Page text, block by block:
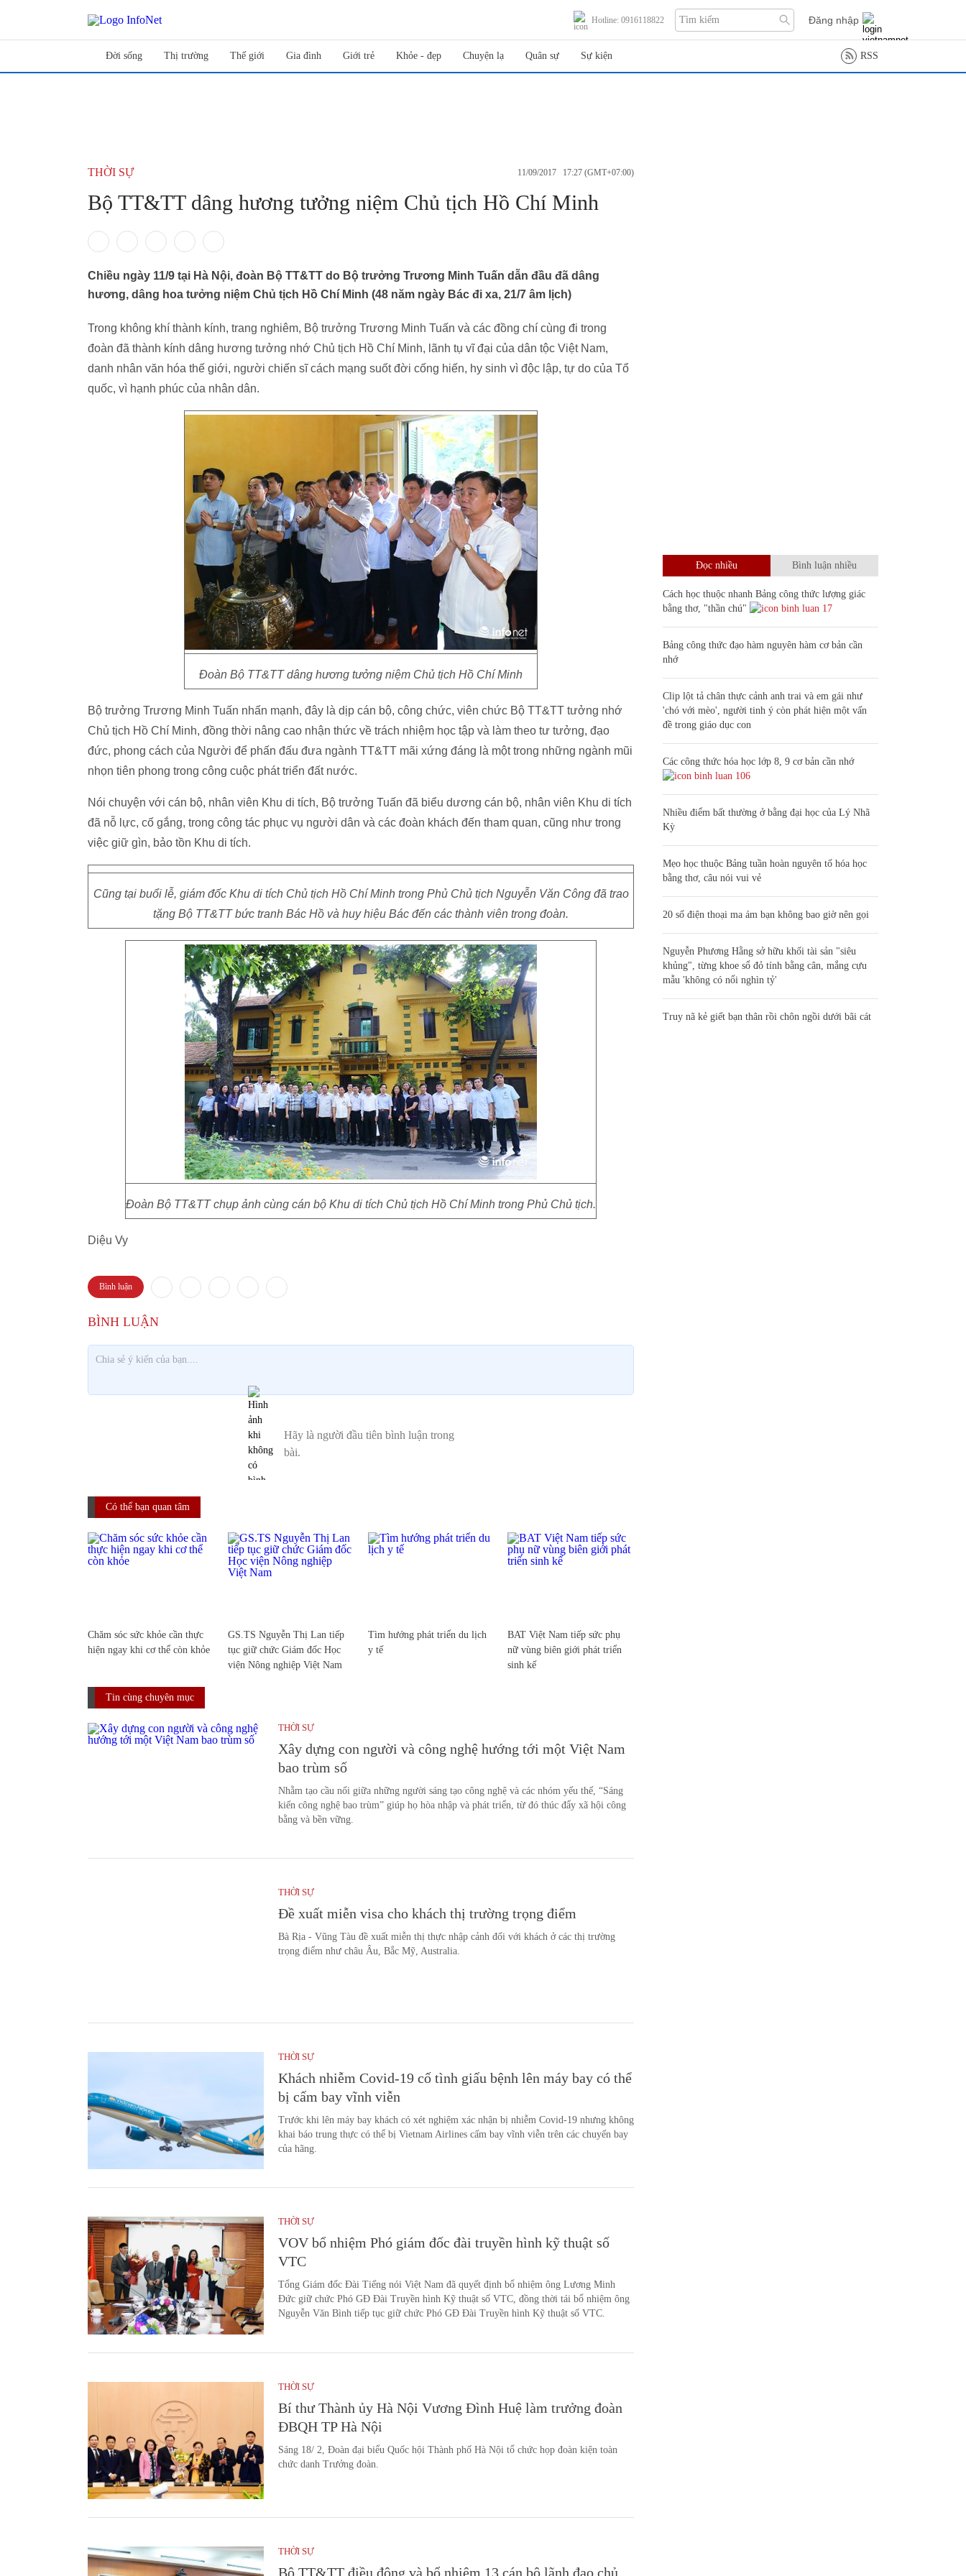
Hotline: 0916118822 Đăng nhập
Đời sống Thị trường Thế giới Gia đình Giới trẻ Khỏe - đẹp Chuyện lạ Quân sự Sự kiện RSS
THỜI SỰ 11/09/2017 17:27 (GMT+07:00)
Bộ TT&TT dâng hương tưởng niệm Chủ tịch Hồ Chí Minh
Chiều ngày 11/9 tại Hà Nội, đoàn Bộ TT&TT do Bộ trưởng Trương Minh Tuấn dẫn đầu đã dâng
hương, dâng hoa tưởng niệm Chủ tịch Hồ Chí Minh (48 năm ngày Bác đi xa, 21/7 âm lịch)
Trong không khí thành kính, trang nghiêm, Bộ trưởng Trương Minh Tuấn và các đồng chí cùng đi trong
đoàn đã thành kính dâng hương tưởng nhớ Chủ tịch Hồ Chí Minh, lãnh tụ vĩ đại của dân tộc Việt Nam,
danh nhân văn hóa thế giới, người chiến sĩ cách mạng suốt đời cống hiến, hy sinh vì độc lập, tự do của Tổ
quốc, vì hạnh phúc của nhân dân.
Đoàn Bộ TT&TT dâng hương tưởng niệm Chủ tịch Hồ Chí Minh
Bộ trưởng Trương Minh Tuấn nhấn mạnh, đây là dịp cán bộ, công chức, viên chức Bộ TT&TT tưởng nhớ
Chủ tịch Hồ Chí Minh, đồng thời nâng cao nhận thức về trách nhiệm học tập và làm theo tư tưởng, đạo
đức, phong cách của Người để phấn đấu đưa ngành TT&TT mãi xứng đáng là một trong những ngành mũi
nhọn tiên phong trong công cuộc phát triển đất nước.
Nói chuyện với cán bộ, nhân viên Khu di tích, Bộ trưởng Tuấn đã biểu dương cán bộ, nhân viên Khu di tích
đã nỗ lực, cố gắng, trong công tác phục vụ người dân và các đoàn khách đến tham quan, cũng như trong
việc giữ gìn, bảo tồn Khu di tích.
Cũng tại buổi lễ, giám đốc Khu di tích Chủ tịch Hồ Chí Minh trong Phủ Chủ tịch Nguyễn Văn Công đã trao
tặng Bộ TT&TT bức tranh Bác Hồ và huy hiệu Bác đến các thành viên trong đoàn.
Đoàn Bộ TT&TT chụp ảnh cùng cán bộ Khu di tích Chủ tịch Hồ Chí Minh trong Phủ Chủ tịch.
Diệu Vy
Bình luận
Có thể bạn quan tâm
Chăm sóc sức khỏe cần thực
hiện ngay khi cơ thể còn khỏe
GS.TS Nguyễn Thị Lan tiếp
tục giữ chức Giám đốc Học
viện Nông nghiệp Việt Nam
Tìm hướng phát triển du lịch
y tế
BAT Việt Nam tiếp sức phụ
nữ vùng biên giới phát triển
sinh kế
Tin cùng chuyên mục
THỜI SỰ
Xây dựng con người và công nghệ hướng tới một Việt Nam
bao trùm số
Nhằm tạo cầu nối giữa những người sáng tạo công nghệ và các nhóm yếu thế, “Sáng
kiến công nghệ bao trùm” giúp họ hòa nhập và phát triển, từ đó thúc đẩy xã hội công
bằng và bền vững.
THỜI SỰ
Đề xuất miễn visa cho khách thị trường trọng điểm
Bà Rịa - Vũng Tàu đề xuất miễn thị thực nhập cảnh đối với khách ở các thị trường
trọng điểm như châu Âu, Bắc Mỹ, Australia.
THỜI SỰ
Khách nhiễm Covid-19 cố tình giấu bệnh lên máy bay có thể
bị cấm bay vĩnh viễn
Trước khi lên máy bay khách có xét nghiệm xác nhận bị nhiễm Covid-19 nhưng không
khai báo trung thực có thể bị Vietnam Airlines cấm bay vĩnh viễn trên các chuyến bay
của hãng.
THỜI SỰ
VOV bổ nhiệm Phó giám đốc đài truyền hình kỹ thuật số
VTC
Tổng Giám đốc Đài Tiếng nói Việt Nam đã quyết định bổ nhiệm ông Lương Minh
Đức giữ chức Phó GĐ Đài Truyền hình Kỹ thuật số VTC, đồng thời tái bổ nhiệm ông
Nguyễn Văn Bình tiếp tục giữ chức Phó GĐ Đài Truyền hình Kỹ thuật số VTC.
THỜI SỰ
Bí thư Thành ủy Hà Nội Vương Đình Huệ làm trưởng đoàn
ĐBQH TP Hà Nội
Sáng 18/ 2, Đoàn đại biểu Quốc hội Thành phố Hà Nội tổ chức họp đoàn kiện toàn
chức danh Trưởng đoàn.
THỜI SỰ
Bộ TT&TT điều động và bổ nhiệm 13 cán bộ lãnh đạo chủ
Đọc nhiều Bình luận nhiều
Cách học thuộc nhanh Bảng công thức lượng giác
bằng thơ, "thần chú"
17
Bảng công thức đạo hàm nguyên hàm cơ bản cần
nhớ
Clip lột tả chân thực cảnh anh trai và em gái như
'chó với mèo', người tinh ý còn phát hiện một vấn
đề trong giáo dục con
Các công thức hóa học lớp 8, 9 cơ bản cần nhớ
106
Nhiều điểm bất thường ở bằng đại học của Lý Nhã
Kỳ
Mẹo học thuộc Bảng tuần hoàn nguyên tố hóa học
bằng thơ, câu nói vui vẻ
20 số điện thoại ma ám bạn không bao giờ nên gọi
Nguyễn Phương Hằng sở hữu khối tài sản "siêu
khủng", từng khoe sổ đỏ tính bằng cân, mắng cựu
mẫu 'không có nổi nghìn tỷ'
Truy nã kẻ giết bạn thân rồi chôn ngồi dưới bãi cát